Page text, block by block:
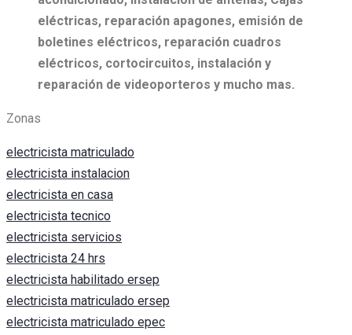
eléctricas, reparación apagones, emisión de
boletines eléctricos, reparación cuadros
eléctricos, cortocircuitos, instalación y
reparación de videoporteros y mucho mas.
Zonas
electricista matriculado
electricista instalacion
electricista en casa
electricista tecnico
electricista servicios
electricista 24 hrs
electricista habilitado ersep
electricista matriculado ersep
electricista matriculado epec